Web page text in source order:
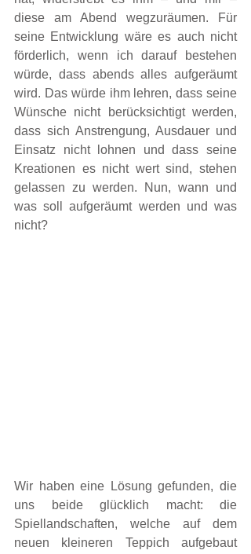
diese am Abend wegzuräumen. Für
seine Entwicklung wäre es auch nicht
förderlich, wenn ich darauf bestehen
würde, dass abends alles aufgeräumt
wird. Das würde ihm lehren, dass seine
Wünsche nicht berücksichtigt werden,
dass sich Anstrengung, Ausdauer und
Einsatz nicht lohnen und dass seine
Kreationen es nicht wert sind, stehen
gelassen zu werden. Nun, wann und
was soll aufgeräumt werden und was
nicht?
Wir haben eine Lösung gefunden, die
uns beide glücklich macht: die
Spiellandschaften, welche auf dem
neuen kleineren Teppich aufgebaut